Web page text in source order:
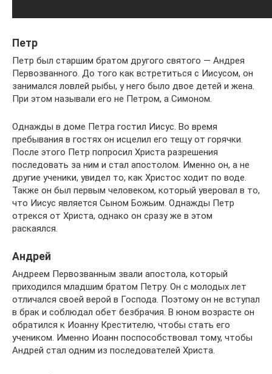
Петр
Петр был старшим братом другого святого — Андрея
Первозванного. До того как встретиться с Иисусом, он
занимался ловлей рыбы, у него было двое детей и жена.
При этом называли его не Петром, а Симоном.
Однажды в доме Петра гостил Иисус. Во время
пребывания в гостях он исцелил его тещу от горячки.
После этого Петр попросил Христа разрешения
последовать за ним и стал апостолом. Именно он, а не
другие ученики, увидел то, как Христос ходит по воде.
Также он был первым человеком, который уверовал в то,
что Иисус является Сыном Божьим. Однажды Петр
отрекся от Христа, однако он сразу же в этом
раскаялся.
Андрей
Андреем Первозванным звали апостола, который
приходился младшим братом Петру. Он с молодых лет
отличался своей верой в Господа. Поэтому он не вступал
в брак и соблюдал обет безбрачия. В юном возрасте он
обратился к Иоанну Крестителю, чтобы стать его
учеником. Именно Иоанн поспособствовал тому, чтобы
Андрей стал одним из последователей Христа.